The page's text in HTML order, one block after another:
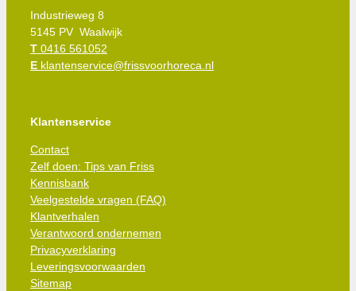
Industrieweg 8
5145 PV Waalwijk
T 0416 561052
E klantenservice@frissvoorhoreca.nl
Klantenservice
Contact
Zelf doen: Tips van Friss
Kennisbank
Veelgestelde vragen (FAQ)
Klantverhalen
Verantwoord ondernemen
Privacyverklaring
Leveringsvoorwaarden
Sitemap